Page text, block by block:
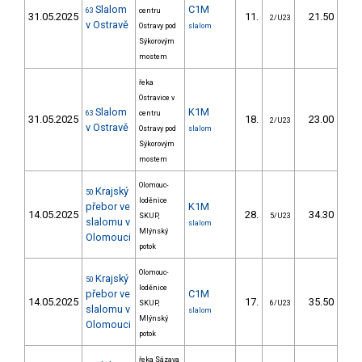
31.05.2025 63 Slalom
v Ostravě
centru
Ostravy pod
Sýkorovým
mostem
C1M
slalom
11. 2/U23 21.50
31.05.2025 63 Slalom
v Ostravě
řeka
Ostravice v
centru
Ostravy pod
Sýkorovým
mostem
K1M
slalom
18. 2/U23 23.00
14.05.2025
50 Krajský
přebor ve
slalomu v
Olomouci
Olomouc-
loděnice
SKUP,
Mlýnský
potok
K1M
slalom
28. 5/U23 34.30
14.05.2025
50 Krajský
přebor ve
slalomu v
Olomouci
Olomouc-
loděnice
SKUP,
Mlýnský
potok
C1M
slalom
17. 6/U23 35.50
řeka Sázava